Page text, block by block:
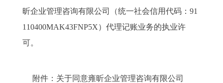
昕企业管理咨询有限公司（统一社会信用代码：91
110400MAK43FNP5X）代理记账业务的执业许
可。
附件：关于同意雍昕企业管理咨询有限公司